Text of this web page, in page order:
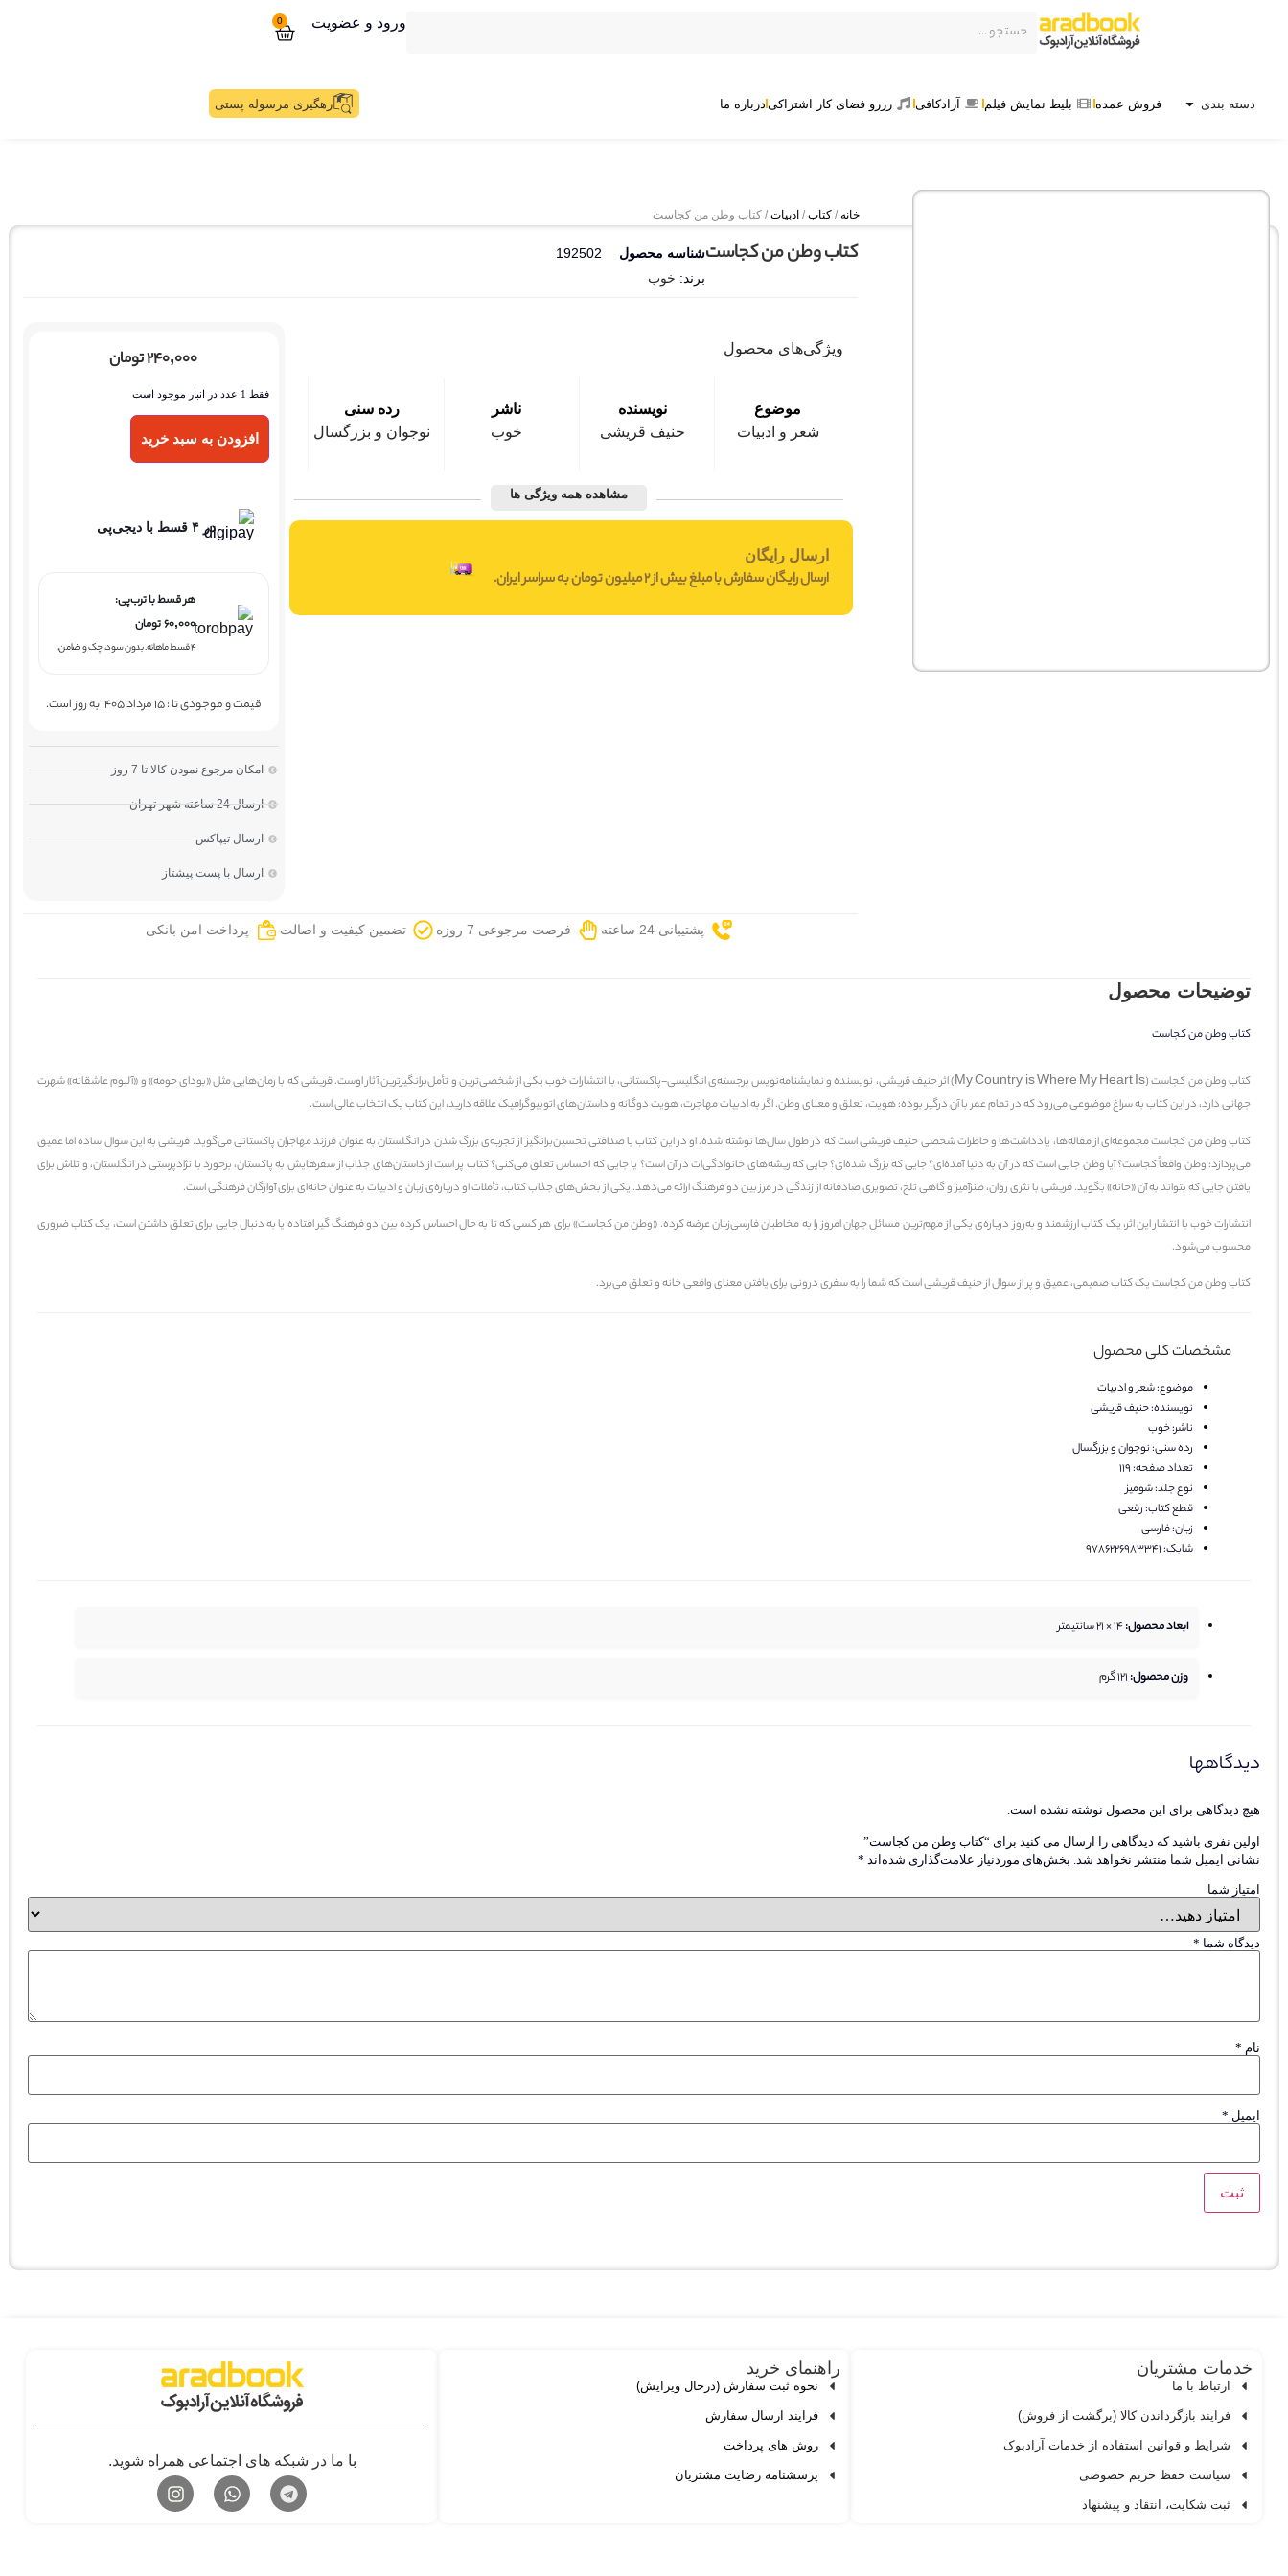
ورود و عضویت 0
دسته بندی رهگیری مرسوله پستی فروش عمده بلیط نمایش فیلم آرادکافی رزرو فضای کار اشتراکیدرباره ما
خانه/ کتاب/ ادبیات/ کتاب وطن من کجاست
کتاب وطن من کجاستشناسه محصول
192502
برند: خوب
ویژگی‌های محصول
موضوع
شعر و ادبیات
نویسنده
حنیف قریشی
ناشر
خوب
رده سنی
نوجوان و بزرگسال
مشاهده همه ویژگی ها
ارسال رایگان
ارسال رایگان سفارش با مبلغ بیش از 2 میلیون تومان به سراسر ایران.
۲۴۰,۰۰۰تومان
فقط 1 عدد در انبار موجود است
افزودن به سبد خرید
در ۴ قسط با دیجی‌پی
هر قسط با ترب‌پی:
۶۰,۰۰۰تومان
۴ قسط ماهانه. بدون سود، چک و ضامن.
قیمت و موجودی تا : 15 مرداد 1405 به روز است.
امکان مرجوع نمودن کالا تا 7 روز
ارسال 24 ساعته شهر تهران
ارسال تیپاکس
ارسال با پست پیشتاز
پشتیبانی 24 ساعته فرصت مرجوعی 7 روزه تضمین کیفیت و اصالت پرداخت امن بانکی
توضیحات محصول
کتاب وطن من کجاست
کتاب وطن من کجاست (My Country is Where My Heart Is) اثر حنیف قریشی، نویسنده و نمایشنامه‌نویس برجسته‌ی انگلیسی-پاکستانی، با انتشاراتخوبیکی از شخصی‌ترین و تأمل‌برانگیزترین آثار اوست. قریشی که با رمان‌هایی مثل «بودای حومه» و «آلبوم عاشقانه» شهرت
جهانی دارد، در این کتاب به سراغ موضوعی می‌رود که در تمام عمر با آن درگیر بوده:هویت، تعلق و معنای وطن. اگر به ادبیات مهاجرت، هویت دوگانه و داستان‌های اتوبیوگرافیک علاقه دارید، این کتاب یک انتخاب عالی است.
کتاب وطن من کجاست مجموعه‌ای از مقاله‌ها، یادداشت‌ها و خاطرات شخصی حنیف قریشی است که در طول سال‌ها نوشته شده. او در این کتاب با صداقتی تحسین‌برانگیز از تجربه‌ی بزرگ شدن در انگلستان به عنوان فرزند مهاجران پاکستانی می‌گوید. قریشی به این سوال ساده اما عمیق
می‌پردازد:وطن واقعاً کجاست؟آیا وطن جایی است که در آن به دنیا آمده‌ای؟ جایی که بزرگ شده‌ای؟ جایی که ریشه‌های خانوادگی‌ات در آن است؟ یا جایی که احساس تعلق می‌کنی؟ کتاب پر است از داستان‌های جذاب از سفرهایش به پاکستان، برخورد با نژادپرستی در انگلستان، و تلاش برای
یافتن جایی که بتواند به آن «خانه» بگوید. قریشی با نثری روان، طنزآمیز و گاهی تلخ، تصویری صادقانه از زندگی در مرز بین دو فرهنگ ارائه می‌دهد. یکی از بخش‌های جذاب کتاب، تأملات او درباره‌یزبانوادبیاتبه عنوان خانه‌ای برای آوارگان فرهنگی است.
انتشارات خوب با انتشار این اثر، یک کتاب ارزشمند و به‌روز درباره‌ی یکی از مهم‌ترین مسائل جهان امروز را به مخاطبان فارسی‌زبان عرضه کرده. «وطن من کجاست» برای هر کسی که تا به حال احساس کرده بین دو فرهنگ گیر افتاده یا به دنبال جایی برای تعلق داشتن است، یک کتاب ضروری
محسوب می‌شود.
کتاب وطن من کجاست یک کتاب صمیمی، عمیق و پر از سوال از حنیف قریشی است که شما را به سفری درونی برای یافتن معنای واقعی خانه و تعلق می‌برد.
مشخصات کلی محصول
موضوع:شعر و ادبیات
نویسنده:حنیف قریشی
ناشر:خوب
رده سنی:نوجوان و بزرگسال
تعداد صفحه:
نوع جلد:شومیز
قطع کتاب:رقعی
زبان:فارسی
شابک:
ابعاد محصول:14 × 21 سانتیمتر
وزن محصول:121گرم
دیدگاهها
هیچ دیدگاهی برای این محصول نوشته نشده است.
اولین نفری باشید که دیدگاهی را ارسال می کنید برای “کتاب وطن من کجاست”
نشانی ایمیل شما منتشر نخواهد شد. بخش‌های موردنیاز علامت‌گذاری شده‌اند *
امتیاز شما
دیدگاه شما *
نام *
ایمیل *
خدمات مشتریان
ارتباط با ما
فرایند بازگرداندن کالا (برگشت از فروش)
شرایط و قوانین استفاده از خدمات آرادبوک
سیاست حفظ حریم خصوصی
ثبت شکایت، انتقاد و پیشنهاد
راهنمای خرید
نحوه ثبت سفارش (درحال ویرایش)
فرایند ارسال سفارش
روش های پرداخت
پرسشنامه رضایت مشتریان
با ما در شبکه های اجتماعی همراه شوید.